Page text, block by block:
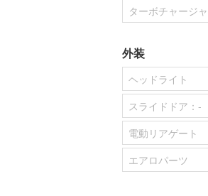
ターボチャージ
外装
ヘッドライト
スライドドア： -
電動リアゲート
エアロパーツ